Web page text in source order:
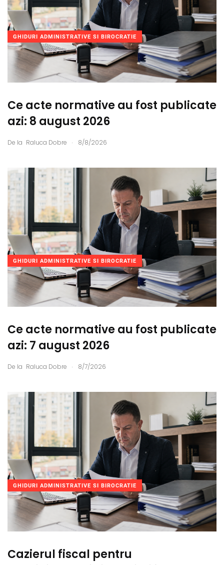
GHIDURI ADMINISTRATIVE SI BIROCRATIE
Ce acte normative au fost publicate
azi: 8 august 2026
De la Raluca Dobre . 8/8/2026
GHIDURI ADMINISTRATIVE SI BIROCRATIE
Ce acte normative au fost publicate
azi: 7 august 2026
De la Raluca Dobre . 8/7/2026
GHIDURI ADMINISTRATIVE SI BIROCRATIE
Cazierul fiscal pentru